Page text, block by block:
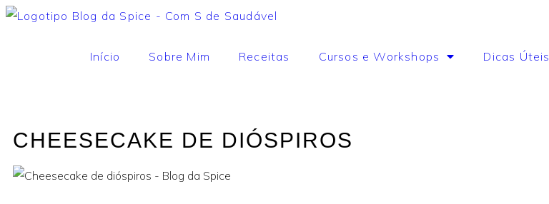
Início Sobre Mim Receitas Cursos e Workshops Dicas Úteis
CHEESECAKE DE DIÓSPIROS